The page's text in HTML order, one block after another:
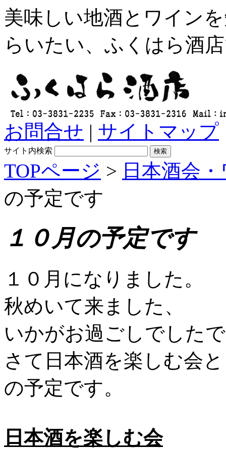
美味しい地酒とワイン
らいたい、ふくはら酒
お問合せ | サイトマップ
サイト内検索
TOPページ > 日本酒会
の予定です
１０月の予定です
１０月になりました。
秋めいて来ました、
いかがお過ごしでした
さて日本酒を楽しむ会
の予定です。
日本酒を楽しむ会